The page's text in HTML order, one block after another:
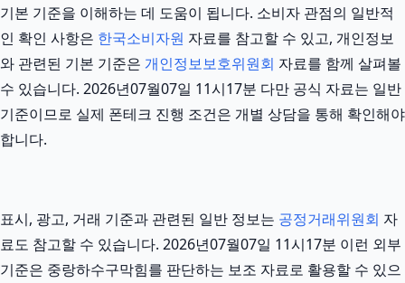
기본 기준을 이해하는 데 도움이 됩니다. 소비자 관점의 일반적
인 확인 사항은 한국소비자원 자료를 참고할 수 있고, 개인정보
와 관련된 기본 기준은 개인정보보호위원회 자료를 함께 살펴볼
수 있습니다. 2026년07월07일 11시17분 다만 공식 자료는 일반
기준이므로 실제 폰테크 진행 조건은 개별 상담을 통해 확인해야
합니다.
표시, 광고, 거래 기준과 관련된 일반 정보는 공정거래위원회 자
료도 참고할 수 있습니다. 2026년07월07일 11시17분 이런 외부
기준은 중랑하수구막힘를 판단하는 보조 자료로 활용할 수 있으